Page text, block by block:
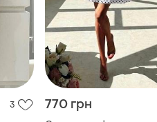
3 770 грн